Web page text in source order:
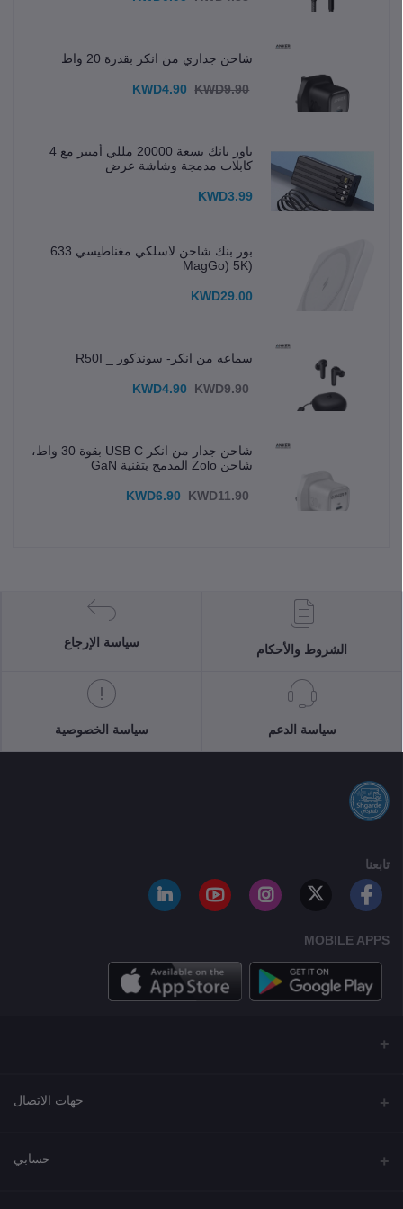
شاحن جداري من انكر بقدرة 20 واط
KWD4.90 KWD9.90
باور بانك بسعة 20000 مللي أمبير مع 4
كابلات مدمجة وشاشة عرض
KWD3.99
بور بنك شاحن لاسلكي مغناطيسي 633
(MagGo) 5K
KWD29.00
سماعه من انكر- سوندكور _ R50I
KWD4.90 KWD9.90
شاحن جدار من انكر USB C بقوة 30 واط،
شاحن Zolo المدمج بتقنية GaN
KWD6.90 KWD11.90
الشروط والأحكام
سياسة الإرجاع
سياسة الدعم سياسة الخصوصية
تابعنا
MOBILE APPS
جهات الاتصال
حسابي